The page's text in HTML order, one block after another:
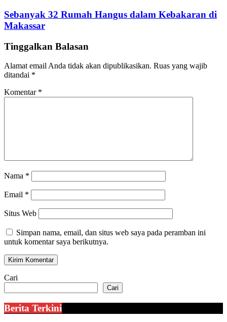
Sebanyak 32 Rumah Hangus dalam Kebakaran di
Makassar
Tinggalkan Balasan
Alamat email Anda tidak akan dipublikasikan. Ruas yang wajib
ditandai *
Komentar *
Nama *
Email *
Situs Web
Simpan nama, email, dan situs web saya pada peramban ini
untuk komentar saya berikutnya.
Cari
Cari
Berita Terkini